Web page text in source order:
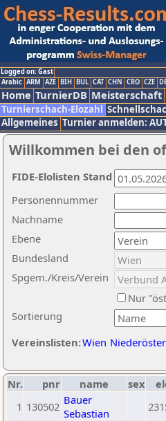
Logged on: Gast
Arabic ARM AZE BIH BUL CAT CHN CRO CZE
Home TurnierDB Meisterschaft
Turnierschach-Elozahl
Allgemeines Turnier anmelden:
Willkommen bei den
Nachname
Ebene
Sortierung
Personennummer
Bundesland
Spgem./Kreis/Verein
Nur
Vereinslisten:Wien
FIDE-Elolisten Stand
Nr. pnr name sex
1 130502 Bauer
Sebastian